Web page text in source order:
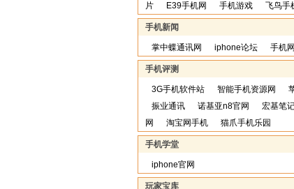
片
E39手机网 手机游戏 飞鸟手
手机新闻
掌中蝶通讯网 iphone论坛 手机
手机评测
3G手机软件站 智能手机资源网
振业通讯
诺基亚n8官网 宏基笔
网
淘宝网手机 猫爪手机乐园
手机学堂
iphone官网
玩家宝库